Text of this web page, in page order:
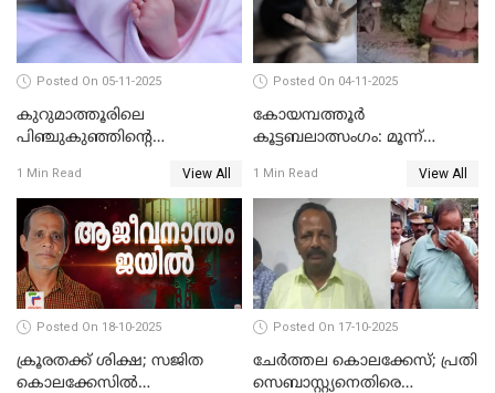
Posted On 05-11-2025
കുറുമാത്തൂരിലെ
പിഞ്ചുകുഞ്ഞിന്റെ
അറസ്റ്റില്‍
1 Min Read View All
Posted On 04-11-2025
കോയമ്പത്തൂർ
കൂട്ടബലാത്സംഗം: മൂന്ന്
1 Min Read View All
Posted On 18-10-2025
ക്രൂരതക്ക് ശിക്ഷ; സജിത
കൊലക്കേസില്‍
Posted On 17-10-2025
ചേര്‍ത്തല കൊലക്കേസ്; പ്രതി
സെബാസ്റ്റ്യനെതിരെ